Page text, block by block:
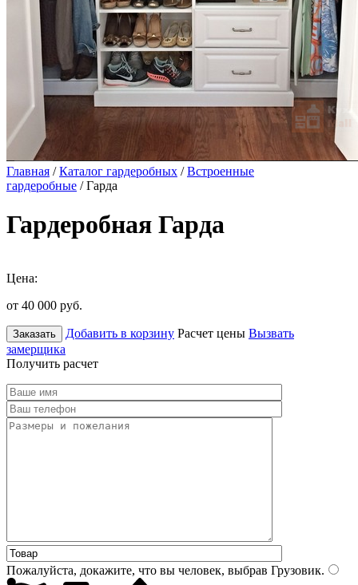
Главная /Каталог гардеробных /Встроенные
гардеробные / Гарда
Гардеробная Гарда
Цена:
от 40 000 руб.
Заказать Добавить в корзину Расчет цены Вызвать
замерщика
Получить расчет
Пожалуйста, докажите, что вы человек, выбрав Грузовик.